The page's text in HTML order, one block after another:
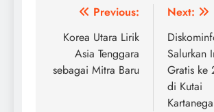
Post
navigation
Previous:
Korea Utara Lirik
Asia Tenggara
sebagai Mitra Baru
Next:
Salurkan
Gratis ke
di Kutai